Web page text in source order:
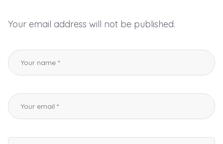
Your email address will not be published.